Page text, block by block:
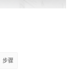
、面部五官的
步骤